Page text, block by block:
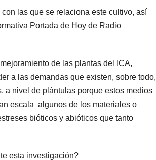
las que se relaciona este cultivo, así
Portada de Hoy de Radio
de las plantas del ICA,
a las demandas que existen, sobre todo,
a nivel de plántulas porque estos medios
escala algunos de los materiales o
bióticos y abióticos que tanto
esta investigación?